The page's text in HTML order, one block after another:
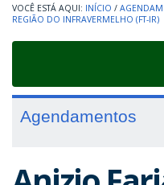
INÍCIO /
REGIÃO DO INFRAVERMELHO (FT-IR)
Agendamentos